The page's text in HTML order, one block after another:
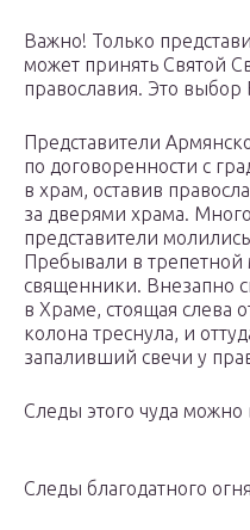
Важно! Только
может принять Святой
православия. Это выбор
Представители
по договоренности с
в храм, оставив
за дверями храма.
представители
Пребывали в трепетной
священники. Внезапно
в Храме, стоящая слева
колона треснула, и
запаливший свечи у
Следы этого чуда можно
Следы благодатного